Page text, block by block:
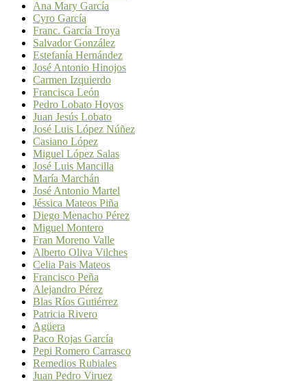
Ana Mary García
Cyro García
Franc. García Troya
Salvador González
Estefanía Hernández
José Antonio Hinojos
Carmen Izquierdo
Francisca León
Pedro Lobato Hoyos
Juan Jesús Lobato
José Luis López Núñez
Casiano López
Miguel López Salas
José Luis Mancilla
María Marchán
José Antonio Martel
Jéssica Mateos Piña
Diego Menacho Pérez
Miguel Montero
Fran Moreno Valle
Alberto Oliva Vilches
Celia Pais Mateos
Francisco Peña
Alejandro Pérez
Blas Ríos Gutiérrez
Patricia Rivero
Agüera
Paco Rojas García
Pepi Romero Carrasco
Remedios Rubiales
Juan Pedro Viruez